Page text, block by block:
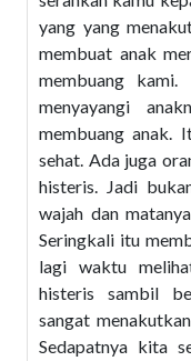
yang yang
membuat anak
membuang kami.
menyayangi
membuang anak.
sehat. Ada juga
histeris. Jadi
wajah dan
Seringkali itu
lagi waktu
histeris sambil
sangat
Sedapatnya kita